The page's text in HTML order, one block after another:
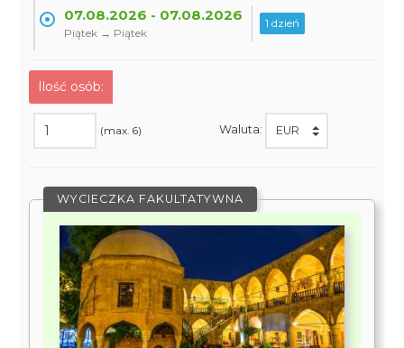
07.08.2026 - 07.08.2026
Piątek → Piątek
1 dzień
Ilość osób:
(max. 6) Waluta:
WYCIECZKA FAKULTATYWNA